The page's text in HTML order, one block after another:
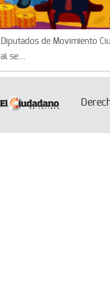
Diputados de Movimiento
al se...